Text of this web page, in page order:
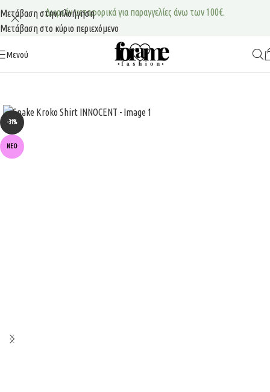
Μετάβαση στην πλοήγηση
Μετάβαση στο κύριο περιεχόμενο
Δωρεάν μεταφορικά για παραγγελίες άνω των 100€.
Μενού
-31%
ΝΈΟ